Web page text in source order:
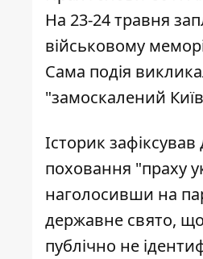
На 23-24 травня
військовому
Сама подія
"замоскалений
Історик
поховання "праху
наголосивши на
державне свято,
публічно не